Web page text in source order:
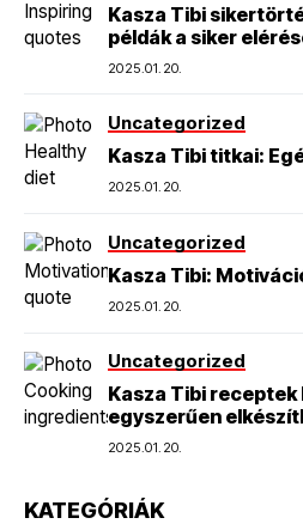
Kasza Tibi
példák a siker
2025.01.20.
Uncategorized
Kasza Tibi titkai:
2025.01.20.
Uncategorized
Kasza Tibi:
2025.01.20.
Uncategorized
Kasza Tibi
egyszerűen
2025.01.20.
KATEGÓRIÁK